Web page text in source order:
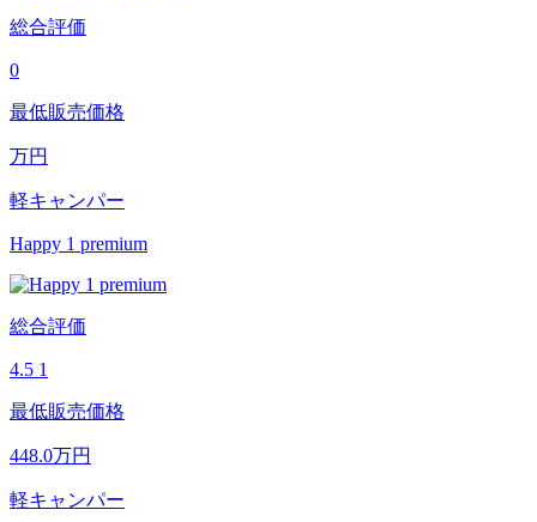
総合評価
0
最低販売価格
万円
軽キャンパー
Happy 1 premium
総合評価
4.5 1
最低販売価格
448.0万円
軽キャンパー